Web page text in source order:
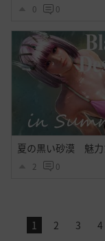
0 0
2 0
1 2 3 4